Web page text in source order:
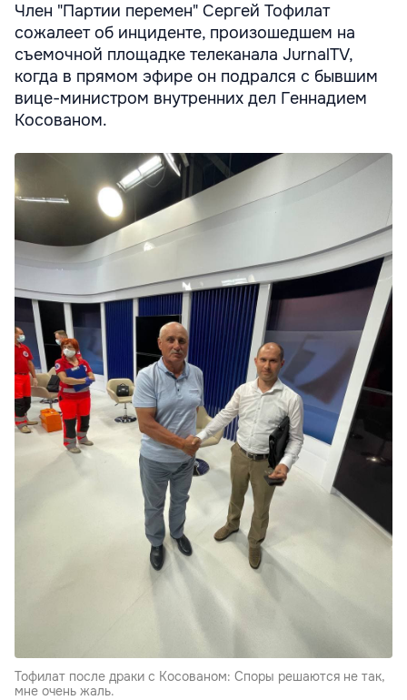
Член "Партии перемен" Сергей Тофилат
сожалеет об инциденте, произошедшем на
съемочной площадке телеканала JurnalTV,
когда в прямом эфире он подрался с бывшим
вице-министром внутренних дел Геннадием
Косованом.
Тофилат после драки с Косованом: Споры решаются не так,
мне очень жаль.